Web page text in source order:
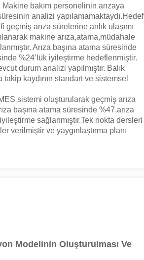
bakım personelinin arızaya
analizi yapılamamaktaydı.Hedef
arıza sürelerine anlık ulaşımı
makine arıza,atama,müdahale
Arıza başına atama süresinde
%24’lük iyileştirme hedeflenmiştir.
durum analizi yapılmıştır. Balık
takip kaydının standart ve sistemsel
sistemi oluşturularak geçmiş arıza
başına atama süresinde %47,arıza
sağlanmıştır.Tek nokta dersleri
verilmiştir ve yaygınlaştırma planı
Modelinin Oluşturulması Ve